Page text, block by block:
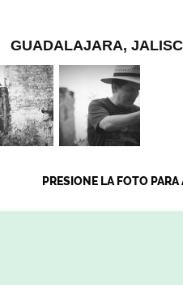
GUADALAJARA,
PRESIONE LA FOTO